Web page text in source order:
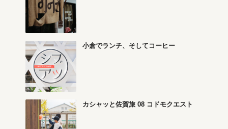
小倉でランチ、そしてコーヒー
カシャッと佐賀旅 08 コドモクエスト